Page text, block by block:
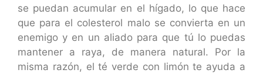
se puedan acumular en el hígado, lo que hace
que para el colesterol malo se convierta en un
enemigo y en un aliado para que tú lo puedas
mantener a raya, de manera natural. Por la
misma razón, el té verde con limón te ayuda a